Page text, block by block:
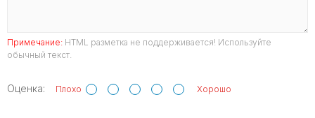
Примечание: HTML разметка не поддерживается! Используйте
обычный текст.
Оценка: Плохо Хорошо